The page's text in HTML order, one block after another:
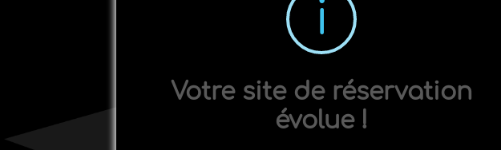
Votre site de réservation
évolue !